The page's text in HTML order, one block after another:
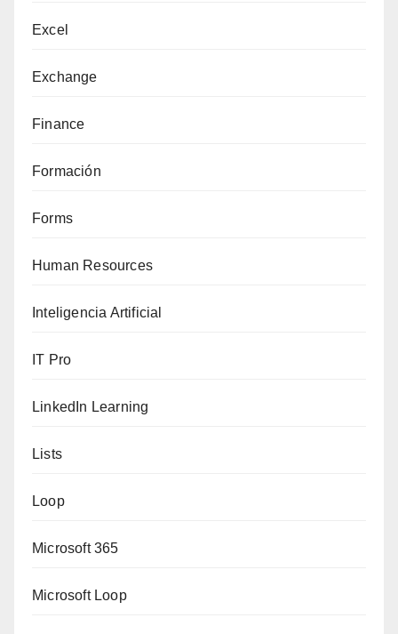
Excel
Exchange
Finance
Formación
Forms
Human Resources
Inteligencia Artificial
IT Pro
LinkedIn Learning
Lists
Loop
Microsoft 365
Microsoft Loop